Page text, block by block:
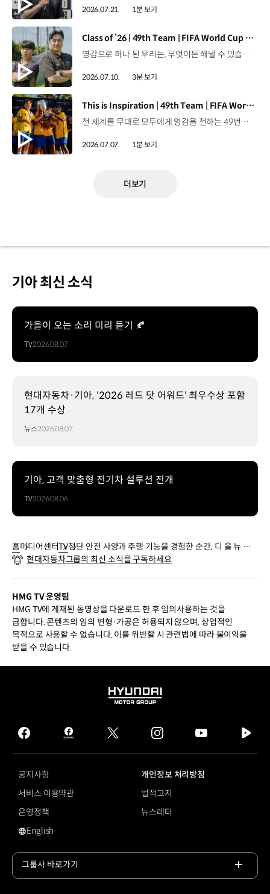
2026.07.21. 1분 보기
[동영상]
Class of ’26 | 49th Team | FIFA World Cup 2026™
영감으로 하나 된 우리는, 무엇이든 해낼 수 있습니다.세계 곳곳에서 모인 2026년의 주인공들이 FIFA 월드컵™ 오피셜 매치볼 캐리어로 꿈의 무대에 섰습니다. 자세히 보기 ▶ #Kia #InspirationConnectsUsAll #49thTeam #OMBC #FIFAWorldCup2026 유튜브 쇼츠 보기 >
2026.07.10. 3분 보기
[동영상]
This is Inspiration | 49th Team | FIFA World Cup 2026™
전 세계를 무대로 모두에게 영감을 전하는 49번째 팀.FIFA 월드컵 2026™을 향한 여정 속, 이제 사람들의 시선은 이 어린 스타들에게 향합니다. 자세히 보기 ▶ #Kia #InspirationConnectsUsAll #49thTeam #OMBC #FIFAWorldCup2026 유튜브 쇼츠 보기 >
2026.07.07. 1분 보기
더보기
기아 최신 소식
가을이 오는 소리 미리 듣기 🍂
TV2026.08.07
현대자동차·기아, '2026 레드 닷 어워드' 최우수상 포함
17개 수상
뉴스2026.08.07
기아, 고객 맞춤형 전기차 설루션 전개
TV2026.08.06
홈미디어센터TV첨단 안전 사양과 주행 기능을 경험한 순간, 디 올 뉴 셀
토스 | 기아
현대자동차그룹의 최신 소식을 구독하세요
HMG TV 운영팀
HMG TV에 게재된 동영상을 다운로드 한 후 임의사용하는 것을
금합니다. 콘텐츠의 임의 변형·가공은 허용되지 않으며, 상업적인
목적으로 사용할 수 없습니다. 이를 위반할 시 관련법에 따라 불이익을
받을 수 있습니다.
HYUNDAI
GROUP
facebook
hmg
journal
twitter instagram
tv
공지사항
개인정보 처리방침
서비스 이용약관
법적고지
운영정책
뉴스레터
영문 사이트로 이동
English
그룹사 바로가기